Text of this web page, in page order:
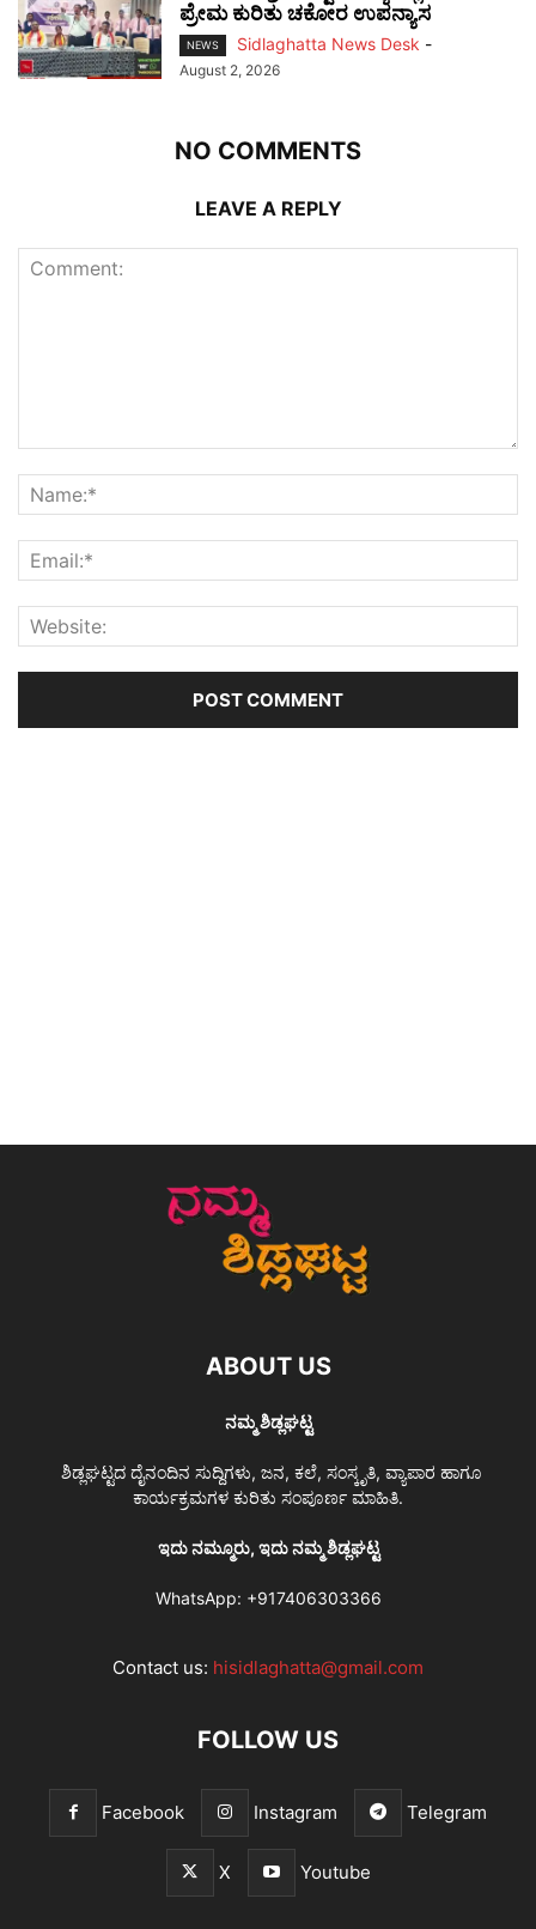
ಪ್ರೇಮ ಕುರಿತು ಚಕೋರ ಉಪನ್ಯಾಸ
NEWS Sidlaghatta News Desk -
August 2, 2026
NO COMMENTS
LEAVE A REPLY
ABOUT US
ನಮ್ಮ ಶಿಡ್ಲಘಟ್ಟ
ಶಿಡ್ಲಘಟ್ಟದ ದೈನಂದಿನ ಸುದ್ದಿಗಳು, ಜನ, ಕಲೆ, ಸಂಸ್ಕೃತಿ, ವ್ಯಾಪಾರ ಹಾಗೂ
ಕಾರ್ಯಕ್ರಮಗಳ ಕುರಿತು ಸಂಪೂರ್ಣ ಮಾಹಿತಿ.
ಇದು ನಮ್ಮೂರು, ಇದು ನಮ್ಮ ಶಿಡ್ಲಘಟ್ಟ
WhatsApp: +917406303366
Contact us: hisidlaghatta@gmail.com
FOLLOW US
Facebook Instagram Telegram
X Youtube